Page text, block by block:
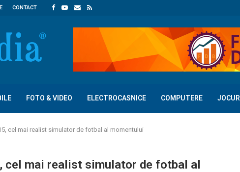
CONTACT
FOTO & VIDEO ELECTROCASNICE COMPUTERE JOCURI
cel mai realist simulator de fotbal al momentului
cel mai realist simulator de fotbal al